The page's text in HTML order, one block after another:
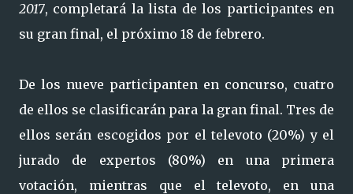
2017, completará la lista de los participantes en
su gran final, el próximo 18 de febrero.
De los nueve participanten en concurso, cuatro
de ellos se clasificarán para la gran final. Tres de
ellos serán escogidos por el televoto (20%) y el
jurado de expertos (80%) en una primera
votación, mientras que el televoto, en una